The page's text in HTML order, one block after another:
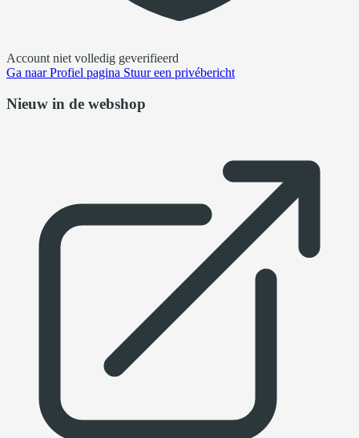
Account niet volledig geverifieerd
Ga naarProfiel pagina Stuur een privébericht
Nieuw in de webshop